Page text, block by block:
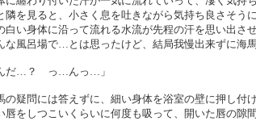
を見ると、小さく息を吐きながら気持ち良さそう
い身体に沿って流れる水流が先程の汗を思い出さ
風呂場で…とは思ったけど、結局我慢出来ずに海馬
んだ…？ っ…んっ…」
疑問には答えずに、細い身体を浴室の壁に押し付け
をしつこいくらいに何度も吸って、開いた唇の隙